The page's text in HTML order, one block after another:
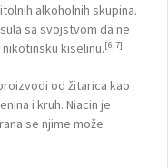
alkoholnih skupina.
sa svojstvom da ne
kiselinu.[6,7]
od žitarica kao
i kruh. Niacin je
se njime može